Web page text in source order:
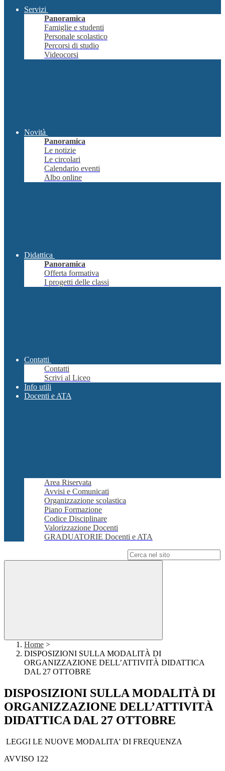
Servizi
Panoramica
Famiglie e studenti
Personale scolastico
Percorsi di studio
Videocorsi
Novità
Panoramica
Le notizie
Le circolari
Calendario eventi
Albo online
Didattica
Panoramica
Offerta formativa
I progetti delle classi
Contatti
Contatti
Scrivi al Liceo
Info utili
Docenti e ATA
Area Riservata
Avvisi e Comunicati
Organizzazione scolastica
Piano Formazione
Codice Disciplinare
Valorizzazione Docenti
GRADUATORIE Docenti e ATA
Home >
DISPOSIZIONI SULLA MODALITÀ DI
ORGANIZZAZIONE DELL’ATTIVITÀ DIDATTICA
DAL 27 OTTOBRE
DISPOSIZIONI SULLA MODALITÀ DI
ORGANIZZAZIONE DELL’ATTIVITÀ
DIDATTICA DAL 27 OTTOBRE
LEGGI LE NUOVE MODALITA' DI FREQUENZA
AVVISO 122